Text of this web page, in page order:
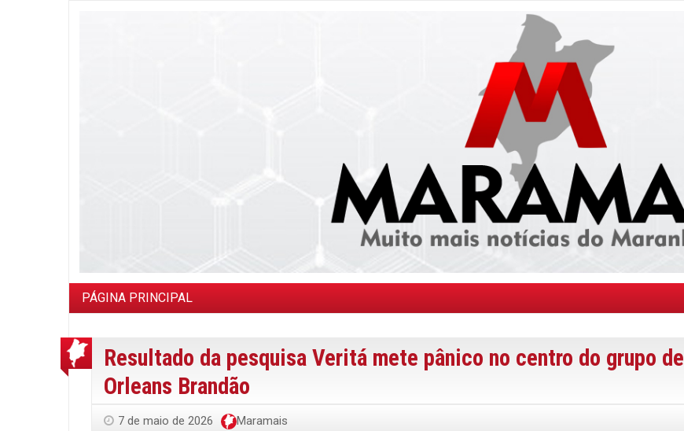
PÁGINA PRINCIPAL
Resultado da pesquisa Veritá mete pânico no centro do grupo de
Orleans Brandão
7 de maio de 2026 Maramais